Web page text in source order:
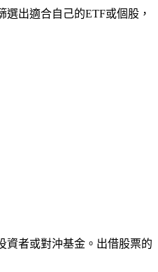
出適合自己的ETF或個股，
資者或對沖基金。出借股票的